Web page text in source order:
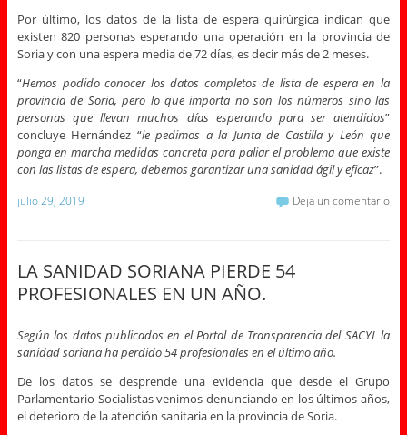
Por último, los datos de la lista de espera quirúrgica indican que
existen 820 personas esperando una operación en la provincia de
Soria y con una espera media de 72 días, es decir más de 2 meses.
“Hemos podido conocer los datos completos de lista de espera en la
provincia de Soria, pero lo que importa no son los números sino las
personas que llevan muchos días esperando para ser atendidos”
concluye Hernández “le pedimos a la Junta de Castilla y León que
ponga en marcha medidas concreta para paliar el problema que existe
con las listas de espera, debemos garantizar una sanidad ágil y eficaz”.
julio 29, 2019 Deja un comentario
LA SANIDAD SORIANA PIERDE 54
PROFESIONALES EN UN AÑO.
Según los datos publicados en el Portal de Transparencia del SACYL la
sanidad soriana ha perdido 54 profesionales en el último año.
De los datos se desprende una evidencia que desde el Grupo
Parlamentario Socialistas venimos denunciando en los últimos años,
el deterioro de la atención sanitaria en la provincia de Soria.